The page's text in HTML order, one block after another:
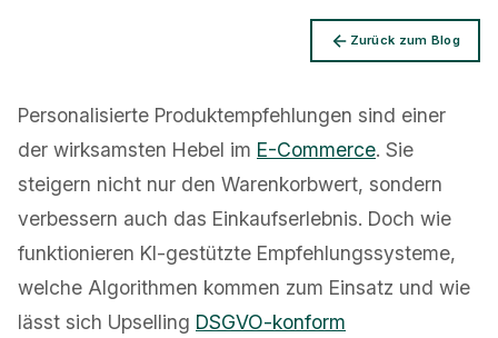
Zurück zum Blog
Personalisierte Produktempfehlungen sind einer
der wirksamsten Hebel im E-Commerce. Sie
steigern nicht nur den Warenkorbwert, sondern
verbessern auch das Einkaufserlebnis. Doch wie
funktionieren KI-gestützte Empfehlungssysteme,
welche Algorithmen kommen zum Einsatz und wie
lässt sich Upselling DSGVO-konform
Datenschutz